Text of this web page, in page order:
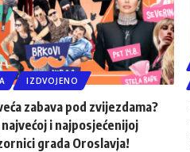
IZDVOJENO
zabava pod zvijezdama?
i najposjećenijoj
grada Oroslavja!